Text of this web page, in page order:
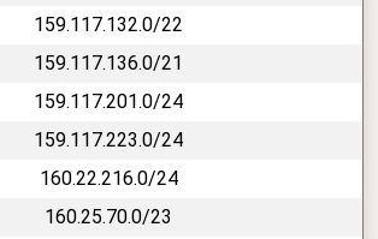
159.117.132.0/22
159.117.136.0/21
159.117.201.0/24
159.117.223.0/24
160.22.216.0/24
160.25.70.0/23